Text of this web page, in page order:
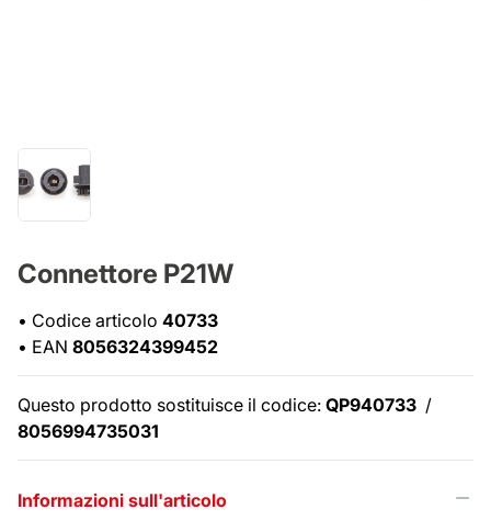
Connettore P21W
• Codice articolo 40733
• EAN 8056324399452
Questo prodotto sostituisce il codice: QP940733 /
8056994735031
Informazioni sull'articolo